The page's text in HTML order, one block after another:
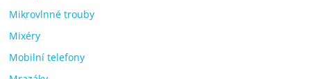
Mikrovlnné trouby
Mixéry
Mobilní telefony